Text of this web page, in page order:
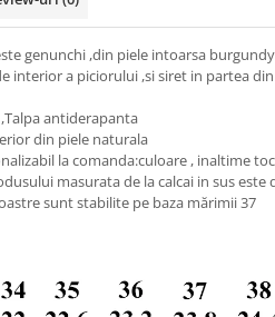
genunchi ,din piele intoarsa
interior a piciorului ,si siret in partea
antiderapanta
din piele naturala
la comanda:culoare , inaltime toc
masurata de la calcai in sus este
sunt stabilite pe baza mărimii 37